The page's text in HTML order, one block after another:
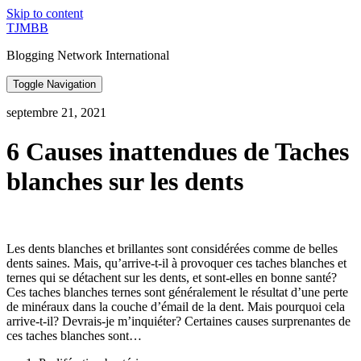
Skip to content
TJMBB
Blogging Network International
Toggle Navigation
septembre 21, 2021
6 Causes inattendues de Taches
blanches sur les dents
Les dents blanches et brillantes sont considérées comme de belles
dents saines. Mais, qu’arrive-t-il à provoquer ces taches blanches et
ternes qui se détachent sur les dents, et sont-elles en bonne santé?
Ces taches blanches ternes sont généralement le résultat d’une perte
de minéraux dans la couche d’émail de la dent. Mais pourquoi cela
arrive-t-il? Devrais-je m’inquiéter? Certaines causes surprenantes de
ces taches blanches sont…